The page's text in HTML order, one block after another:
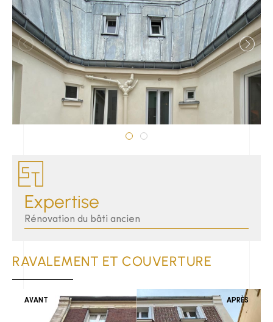
Expertise
Rénovation du bâti ancien
RAVALEMENT ET COUVERTURE
AVANT APRÈS